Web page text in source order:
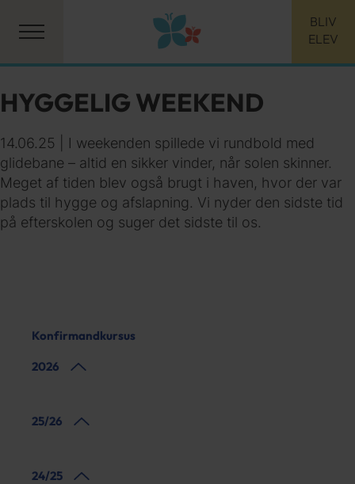
BLIV
ELEV
HYGGELIG WEEKEND
14.06.25 | I weekenden spillede vi rundbold med
glidebane – altid en sikker vinder, når solen skinner.
Meget af tiden blev også brugt i haven, hvor der var
plads til hygge og afslapning. Vi nyder den sidste tid
på efterskolen og suger det sidste til os.
Konfirmandkursus
2026
25/26
24/25